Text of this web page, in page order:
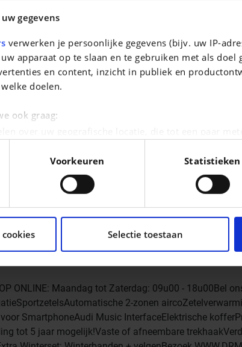
gegevens
verwerken je persoonlijke gegevens (bijv. uw IP-
apparaat op te slaan en te gebruiken met als doel
en content, inzicht in publiek en
doelen.
ook graag:
gegevens worden verwerkt en stel uw
moment wijzigen of intrekken in de
en advertenties te personaliseren, om
Ook delen we informatie over uw gebruik
analyse. Deze partners kunnen deze gegevens
ze hebben verzameld op basis van uw gebruik van
Voorkeuren Statistieken
Selectie toestaan
5
Rood
EMISSIEKLASSE
Euro 6
ONLINE: Maandag tot Zaterdag: 09u00 - 18u00Bel
2-zonen
SmartphoneAudi Music InterfaceElektrische
tot 5 jaar mogelijk!Vaste of afneembare